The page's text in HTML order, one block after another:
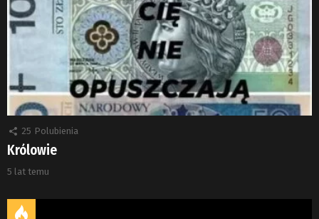
25 Polubienia
Królowie
5 lat temu